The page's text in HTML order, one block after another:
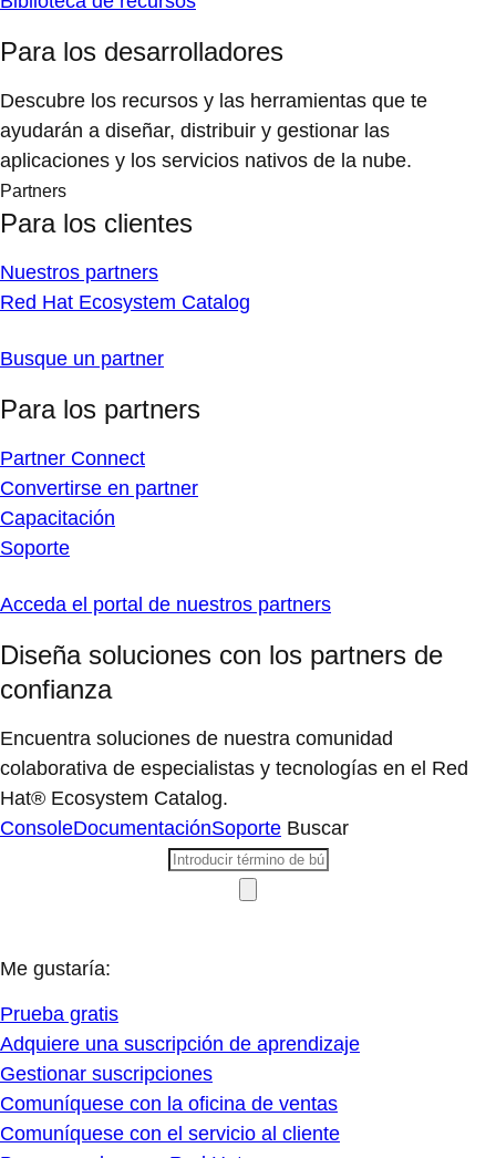
Para los desarrolladores
Descubre los recursos y las herramientas que te
ayudarán a diseñar, distribuir y gestionar las
aplicaciones y los servicios nativos de la nube.
Partners
Para los clientes
Nuestros partners
Red Hat Ecosystem Catalog
Busque un partner
Para los partners
Partner Connect
Convertirse en partner
Capacitación
Soporte
Acceda el portal de nuestros partners
Diseña soluciones con los partners de
confianza
Encuentra soluciones de nuestra comunidad
colaborativa de especialistas y tecnologías en el Red
Hat® Ecosystem Catalog.
ConsoleDocumentaciónSoporte Buscar
Me gustaría:
Prueba gratis
Adquiere una suscripción de aprendizaje
Gestionar suscripciones
Comuníquese con la oficina de ventas
Comuníquese con el servicio al cliente